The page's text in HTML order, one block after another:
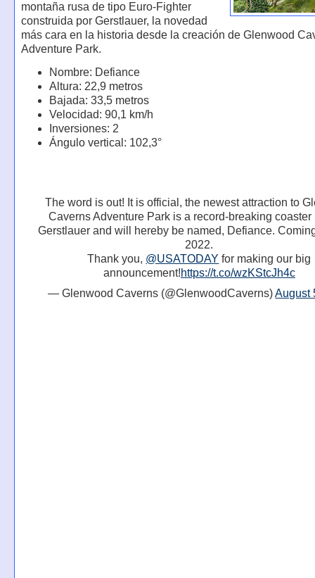
montaña rusa de tipo Euro-Fighter
construida por Gerstlauer, la novedad
más cara en la historia desde la creación de Glenwood
Adventure Park.
Nombre: Defiance
Altura: 22,9 metros
Bajada: 33,5 metros
Velocidad: 90,1 km/h
Inversiones: 2
Ángulo vertical: 102,3°
The word is out! It is official, the newest attraction to
Caverns Adventure Park is a record-breaking coaster
Gerstlauer and will hereby be named, Defiance.
2022.
Thank you, @USATODAY for making our big
announcement!https://t.co/wzKStcJh4c
— Glenwood Caverns (@GlenwoodCaverns)August